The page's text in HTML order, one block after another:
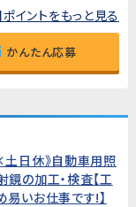
イントをもっと見る
かんたん応募
日休》自動車用照
の加工・検査【工
いお仕事です!】